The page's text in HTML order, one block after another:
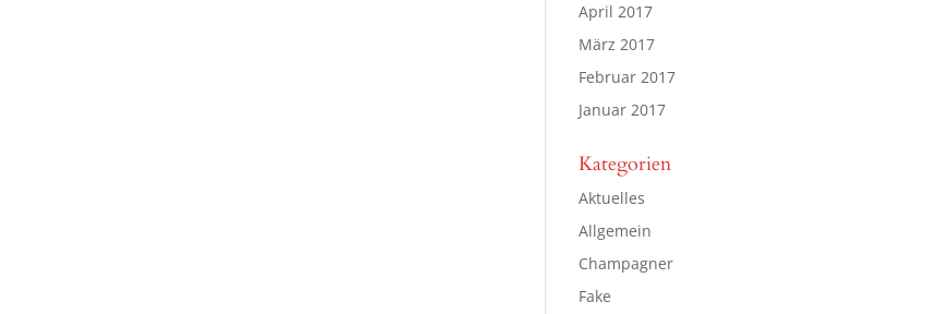
April 2017
März 2017
Februar 2017
Januar 2017
Kategorien
Aktuelles
Allgemein
Champagner
Fake